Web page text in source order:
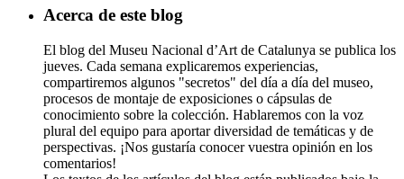
Acerca de este blog
El blog del Museu Nacional d’Art de Catalunya se publica los
jueves. Cada semana explicaremos experiencias,
compartiremos algunos "secretos" del día a día del museo,
procesos de montaje de exposiciones o cápsulas de
conocimiento sobre la colección. Hablaremos con la voz
plural del equipo para aportar diversidad de temáticas y de
perspectivas. ¡Nos gustaría conocer vuestra opinión en los
comentarios!